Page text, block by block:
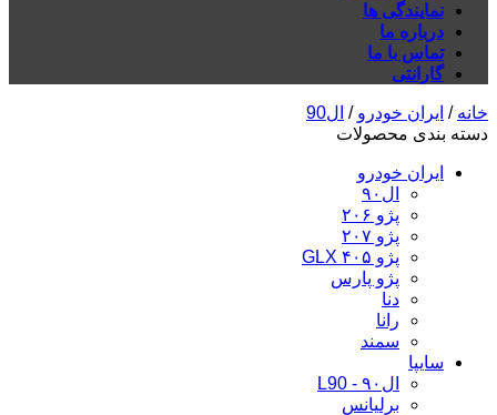
نمایندگی ها
درباره ما
تماس با ما
گارانتی
خانه / ایران خودرو / ال90
دسته بندی محصولات
ایران خودرو
ال۹۰
پژو ۲۰۶
پژو ۲۰۷
پژو ۴۰۵ GLX
پژو پارس
دنا
رانا
سمند
سایپا
ال۹۰ - L90
برلیانس